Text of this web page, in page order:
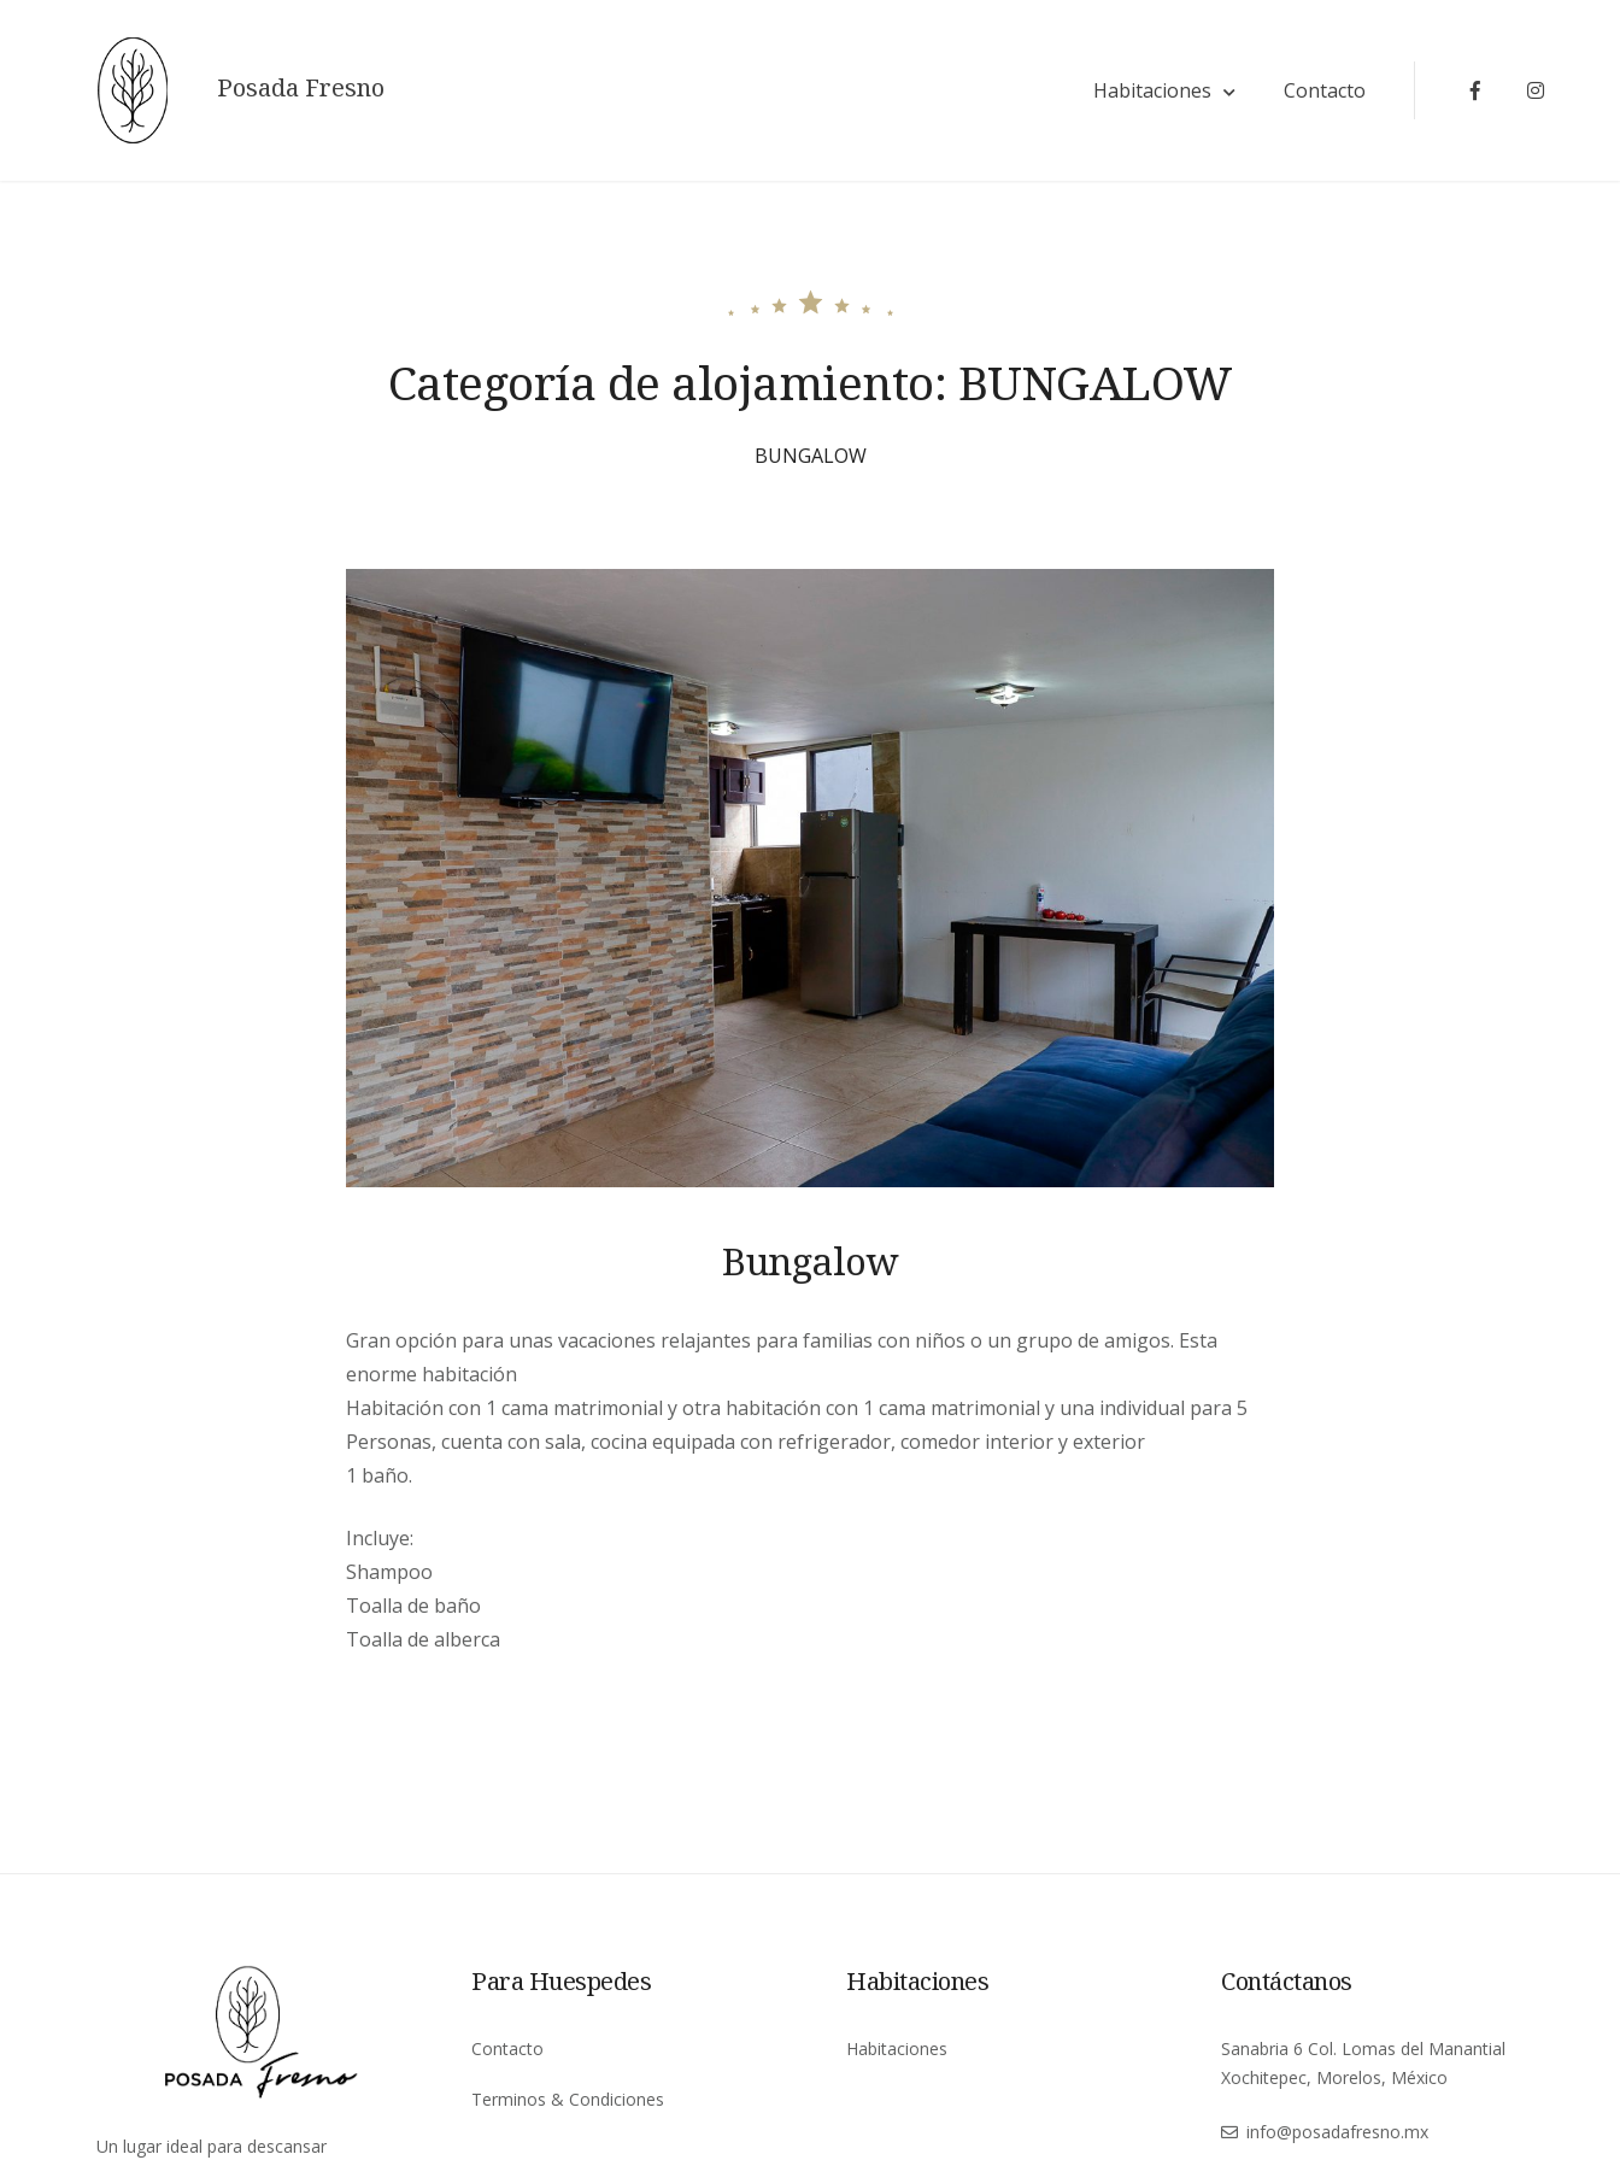
Posada Fresno Habitaciones Contacto Facebook
Categoría de alojamiento: BUNGALOW
BUNGALOW
Bungalow
Gran opción para unas vacaciones relajantes para familias con niños o un grupo de amigos. Esta
enorme habitación
Habitación con 1 cama matrimonial y otra habitación con 1 cama matrimonial y una individual para 5
Personas, cuenta con sala, cocina equipada con refrigerador, comedor interior y exterior
1 baño.
Incluye:
Shampoo
Toalla de baño
Toalla de alberca
Un lugar ideal para descansar
Para Huespedes
Contacto
Terminos & Condiciones
Habitaciones
Habitaciones
Contáctanos
Sanabria 6 Col. Lomas del Manantial
Xochitepec, Morelos, México
info@posadafresno.mx